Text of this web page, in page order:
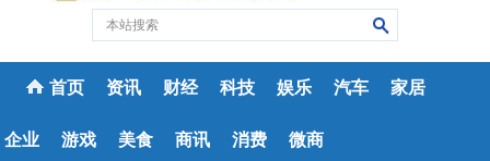
首页 资讯 财经 科技 娱乐 汽车 家居
企业 游戏 美食 商讯 消费 微商